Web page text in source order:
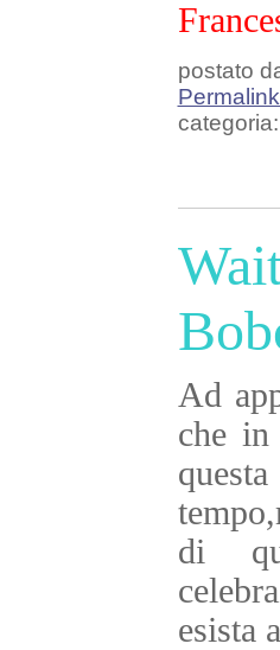
postato
categoria:
Ad
che
di
esista